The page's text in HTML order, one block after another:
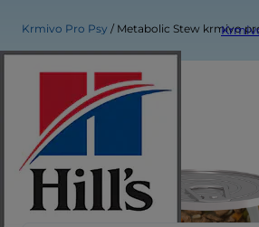
Krmivo Pro Psy Metabolic Stew krmivo